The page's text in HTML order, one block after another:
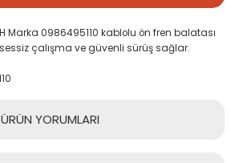
Marka 0986495110 kablolu ön fren balatası
çalışma ve güvenli sürüş sağlar.
ÜRÜN YORUMLARI